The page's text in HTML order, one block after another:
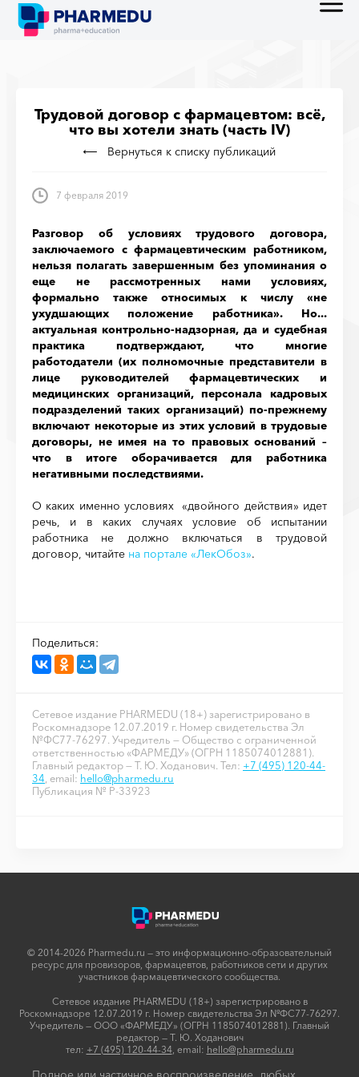
Трудовой договор с фармацевтом: всё,
что вы хотели знать (часть IV)
Вернуться к списку публикаций
7 февраля 2019
Разговор об условиях трудового договора,
заключаемого с фармацевтическим работником,
нельзя полагать завершенным без упоминания о
еще не рассмотренных нами условиях,
формально также относимых к числу «не
ухудшающих положение работника». Но...
актуальная контрольно-надзорная, да и судебная
практика подтверждают, что многие
работодатели (их полномочные представители в
лице руководителей фармацевтических и
медицинских организаций, персонала кадровых
подразделений таких организаций) по-прежнему
включают некоторые из этих условий в трудовые
договоры, не имея на то правовых оснований –
что в итоге оборачивается для работника
негативными последствиями.
О каких именно условиях «двойного действия» идет
речь, и в каких случаях условие об испытании
работника не должно включаться в трудовой
договор, читайте на портале «ЛекОбоз».
Поделиться:
Сетевое издание PHARMEDU (18+) зарегистрировано в
Роскомнадзоре 12.07.2019 г. Номер свидетельства Эл
№ФС77-76297. Учредитель — Общество с ограниченной
ответственностью «ФАРМЕДУ» (ОГРН 1185074012881).
Главный редактор — Т. Ю. Ходанович. Тел: +7 (495) 120-44-
34 , email: hello@pharmedu.ru
Публикация № P-33923
© 2014-2026 Pharmedu.ru — это информационно-образовательный
ресурс для провизоров, фармацевтов, работников сети и других
участников фармацевтического сообщества.
Сетевое издание PHARMEDU (18+) зарегистрировано в
Роскомнадзоре 12.07.2019 г. Номер свидетельства Эл №ФС77-76297.
Учредитель — ООО «ФАРМЕДУ» (ОГРН 1185074012881). Главный
редактор — Т. Ю. Ходанович
тел: +7 (495) 120-44-34, email: hello@pharmedu.ru